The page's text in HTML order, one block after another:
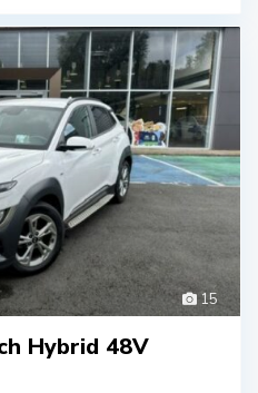
15
Hybrid 48V